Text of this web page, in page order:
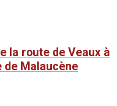
la route de Veaux à
de Malaucène